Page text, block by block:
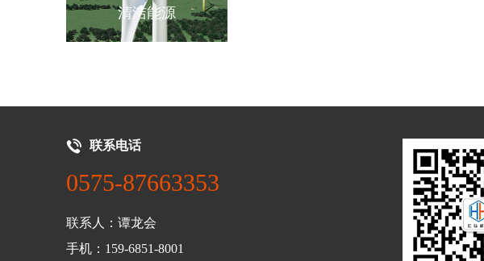
机械设备
联系电话
0575-87663353
联系人：谭龙会
手机：159-6851-8001